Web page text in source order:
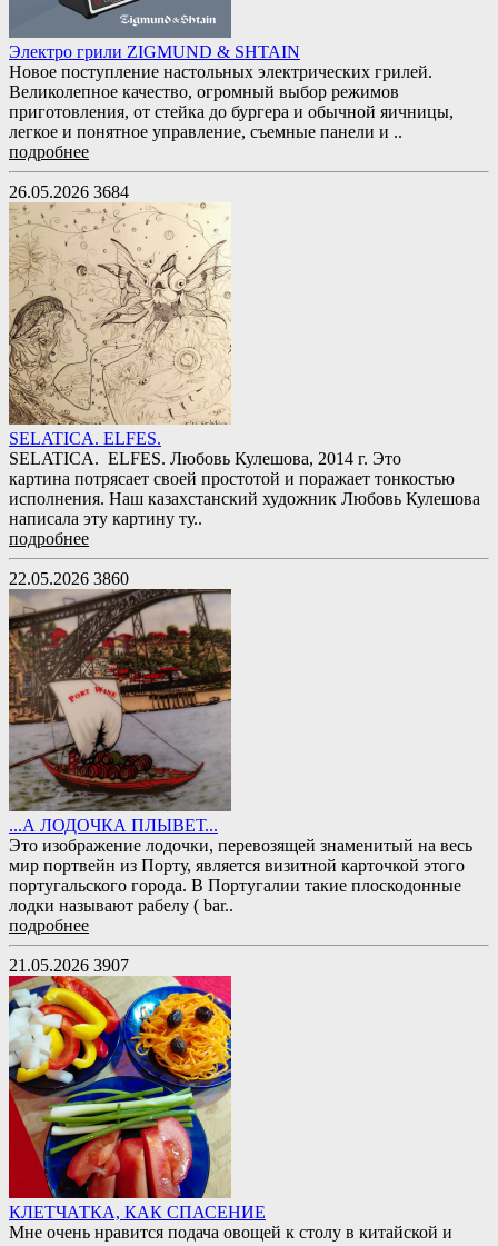
Электро грили ZIGMUND & SHTAIN
Новое поступление настольных электрических грилей.
Великолепное качество, огромный выбор режимов
приготовления, от стейка до бургера и обычной яичницы,
легкое и понятное управление, съемные панели и ..
подробнее
26.05.2026 3684
SELATICA. ELFES.
SELATICA. ELFES. Любовь Кулешова, 2014 г. Это
картина потрясает своей простотой и поражает тонкостью
исполнения. Наш казахстанский художник Любовь Кулешова
написала эту картину ту..
подробнее
22.05.2026 3860
...А ЛОДОЧКА ПЛЫВЕТ...
Это изображение лодочки, перевозящей знаменитый на весь
мир портвейн из Порту, является визитной карточкой этого
португальского города. В Португалии такие плоскодонные
лодки называют рабелу ( bar..
подробнее
21.05.2026 3907
КЛЕТЧАТКА, КАК СПАСЕНИЕ
Мне очень нравится подача овощей к столу в китайской и